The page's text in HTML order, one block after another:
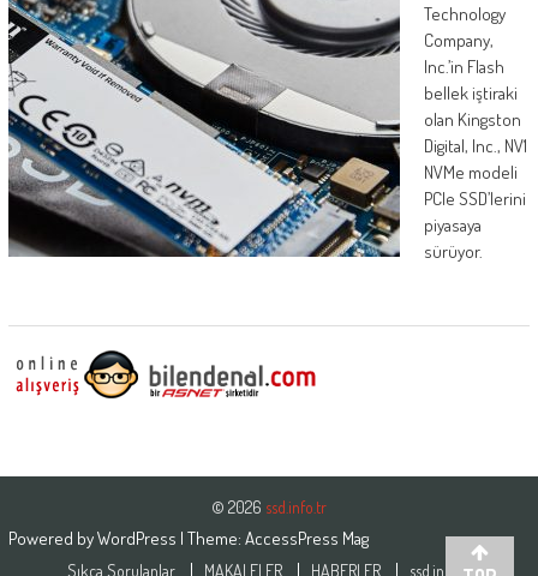
Technology
Company,
Inc.’in Flash
bellek iştiraki
olan Kingston
Digital, Inc., NV1
NVMe modeli
PCIe SSD’lerini
piyasaya
sürüyor.
© 2026 ssd.info.tr
Powered byWordPress | Theme: AccessPress Mag
Sıkça Sorulanlar MAKALELER HABERLER ssd.info.tr